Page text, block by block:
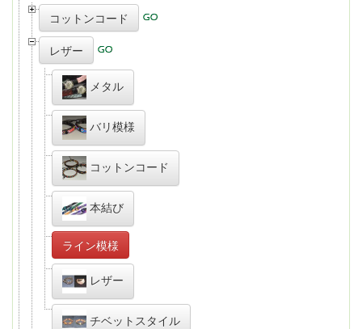
コットンコード
レザー
メタル
バリ模様
コットンコード
本結び
ライン模様
レザー
チベットスタイル